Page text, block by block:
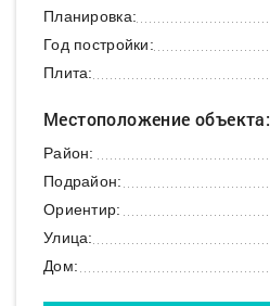
Планировка:
Год постройки:
Плита:
Местоположение объекта:
Район:
Подрайон:
Ориентир:
Улица:
Дом: